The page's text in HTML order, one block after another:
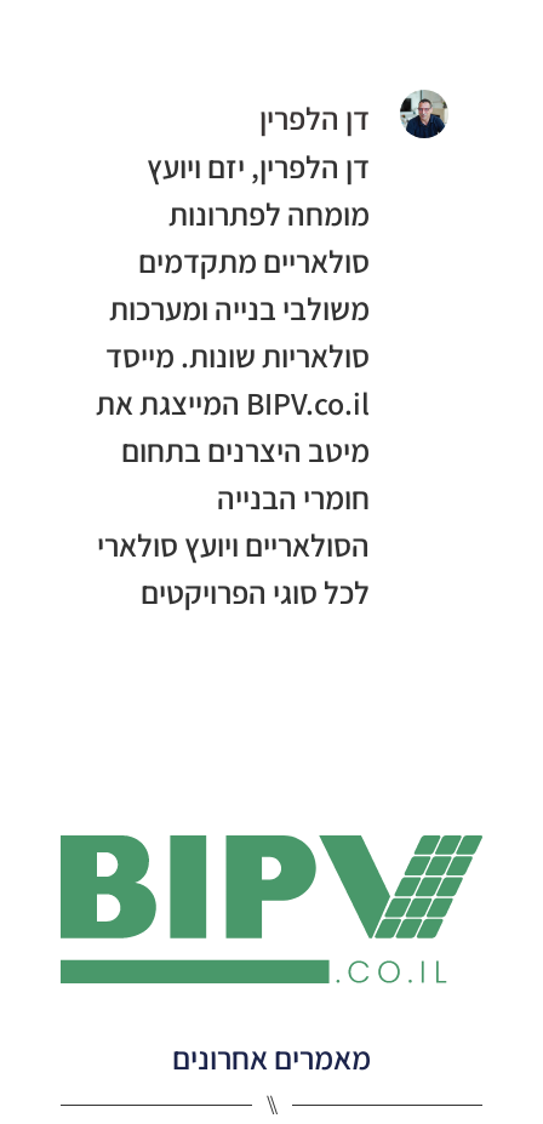
דן הלפרין
דן הלפרין, יזם ויועץ
מומחה לפתרונות
סולאריים מתקדמים
משולבי בנייה ומערכות
סולאריות שונות. מייסד
BIPV.co.il המייצגת את
מיטב היצרנים בתחום
חומרי הבנייה
הסולאריים ויועץ סולארי
לכל סוגי הפרויקטים
מאמרים אחרונים
⑊